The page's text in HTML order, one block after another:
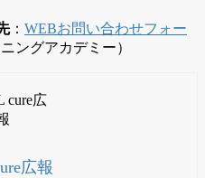
： WEBお問い合わせフォー
ングアカデミー）
広報